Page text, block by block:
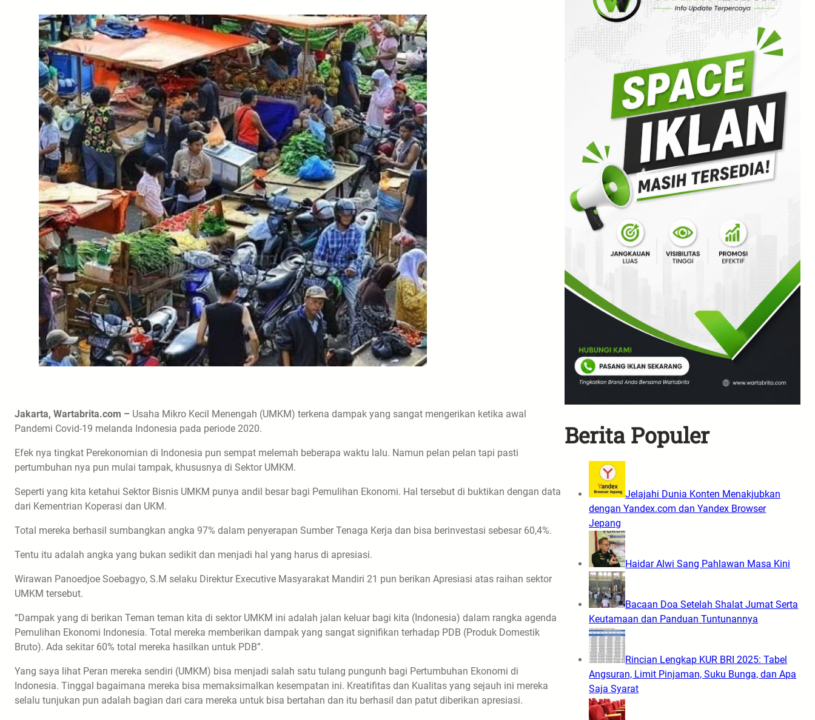
Jakarta, Wartabrita.com – Usaha Mikro Kecil Menengah (UMKM) terkena dampak yang sangat mengerikan ketika awal
Pandemi Covid-19 melanda Indonesia pada periode 2020.
Efek nya tingkat Perekonomian di Indonesia pun sempat melemah beberapa waktu lalu. Namun pelan pelan tapi pasti
pertumbuhan nya pun mulai tampak, khususnya di Sektor UMKM.
Seperti yang kita ketahui Sektor Bisnis UMKM punya andil besar bagi Pemulihan Ekonomi. Hal tersebut di buktikan dengan data
dari Kementrian Koperasi dan UKM.
Total mereka berhasil sumbangkan angka 97% dalam penyerapan Sumber Tenaga Kerja dan bisa berinvestasi sebesar 60,4%.
Tentu itu adalah angka yang bukan sedikit dan menjadi hal yang harus di apresiasi.
Wirawan Panoedjoe Soebagyo, S.M selaku Direktur Executive Masyarakat Mandiri 21 pun berikan Apresiasi atas raihan sektor
UMKM tersebut.
“Dampak yang di berikan Teman teman kita di sektor UMKM ini adalah jalan keluar bagi kita (Indonesia) dalam rangka agenda
Pemulihan Ekonomi Indonesia. Total mereka memberikan dampak yang sangat signifikan terhadap PDB (Produk Domestik
Bruto). Ada sekitar 60% total mereka hasilkan untuk PDB”.
Yang saya lihat Peran mereka sendiri (UMKM) bisa menjadi salah satu tulang pungunh bagi Pertumbuhan Ekonomi di
Indonesia. Tinggal bagaimana mereka bisa memaksimalkan kesempatan ini. Kreatifitas dan Kualitas yang sejauh ini mereka
selalu tunjukan pun adalah bagian dari cara mereka untuk bisa bertahan dan itu berhasil dan patut diberikan apresiasi.
Berita Populer
Jelajahi Dunia Konten Menakjubkan
dengan Yandex.com dan Yandex Browser
Jepang
Haidar Alwi Sang Pahlawan Masa Kini
Bacaan Doa Setelah Shalat Jumat Serta
Keutamaan dan Panduan Tuntunannya
Rincian Lengkap KUR BRI 2025: Tabel
Angsuran, Limit Pinjaman, Suku Bunga, dan Apa
Saja Syarat